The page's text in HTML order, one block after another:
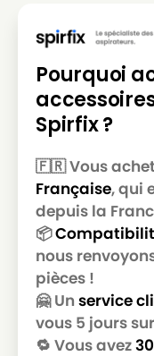
Pourquoi
Spirfix ?
🇫🇷 Vous
Française, qui
depuis la
📦
nous
pièces !
🤗 Un service
vous 5 jours
🔁 Vous avez